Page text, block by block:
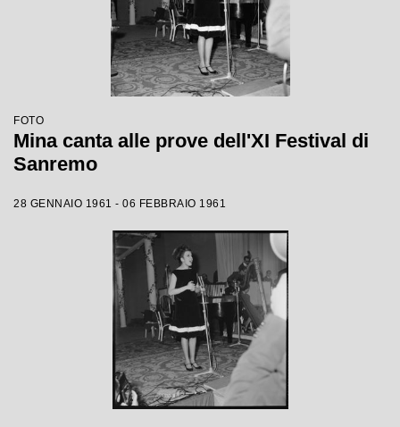
FOTO
Mina canta alle prove dell'XI Festival di
Sanremo
28 GENNAIO 1961 - 06 FEBBRAIO 1961